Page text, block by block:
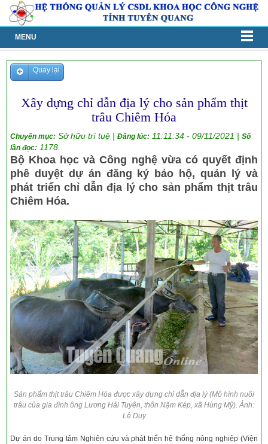
MENU
Quay lại
Xây dựng chỉ dẫn địa lý cho sản phẩm thịt
trâu Chiêm Hóa
Chuyên mục: Sở hữu trí tuệ | Đăng lúc: 11:11:34 - 09/11/2021 | Số
lần đọc: 1178
Bộ Khoa học và Công nghệ vừa có quyết định
phê duyệt dự án đăng ký bảo hộ, quản lý và
phát triển chỉ dẫn địa lý cho sản phẩm thịt trâu
Chiêm Hóa.
Sản phẩm thịt trâu Chiêm Hóa được xây dựng chỉ dẫn địa lý (Mô hình nuôi
trâu của gia đình ông Lương Hải Tuyên, thôn Nặm Kép, xã Hùng Mỹ). Ảnh:
Lê Duy
Dự án do Trung tâm Nghiên cứu và phát triển hệ thống nông nghiệp (Viện